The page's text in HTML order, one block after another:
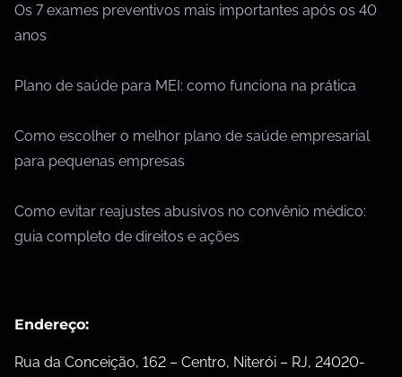
Os 7 exames preventivos mais importantes após os 40
anos
Plano de saúde para MEI: como funciona na prática
Como escolher o melhor plano de saúde empresarial
para pequenas empresas
Como evitar reajustes abusivos no convênio médico:
guia completo de direitos e ações
Endereço:
Rua da Conceição, 162 – Centro, Niterói – RJ, 24020-